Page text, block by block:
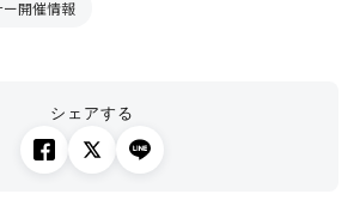
ー開催情報
シェアする